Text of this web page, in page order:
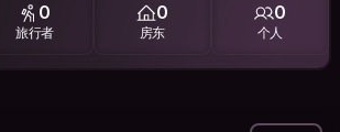
0
旅行者
0
房东
0
个人